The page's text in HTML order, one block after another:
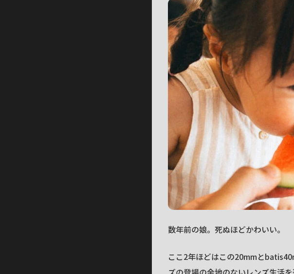
数年前の娘。死ぬほどかわいい。
ここ2年ほどはこの20mmと